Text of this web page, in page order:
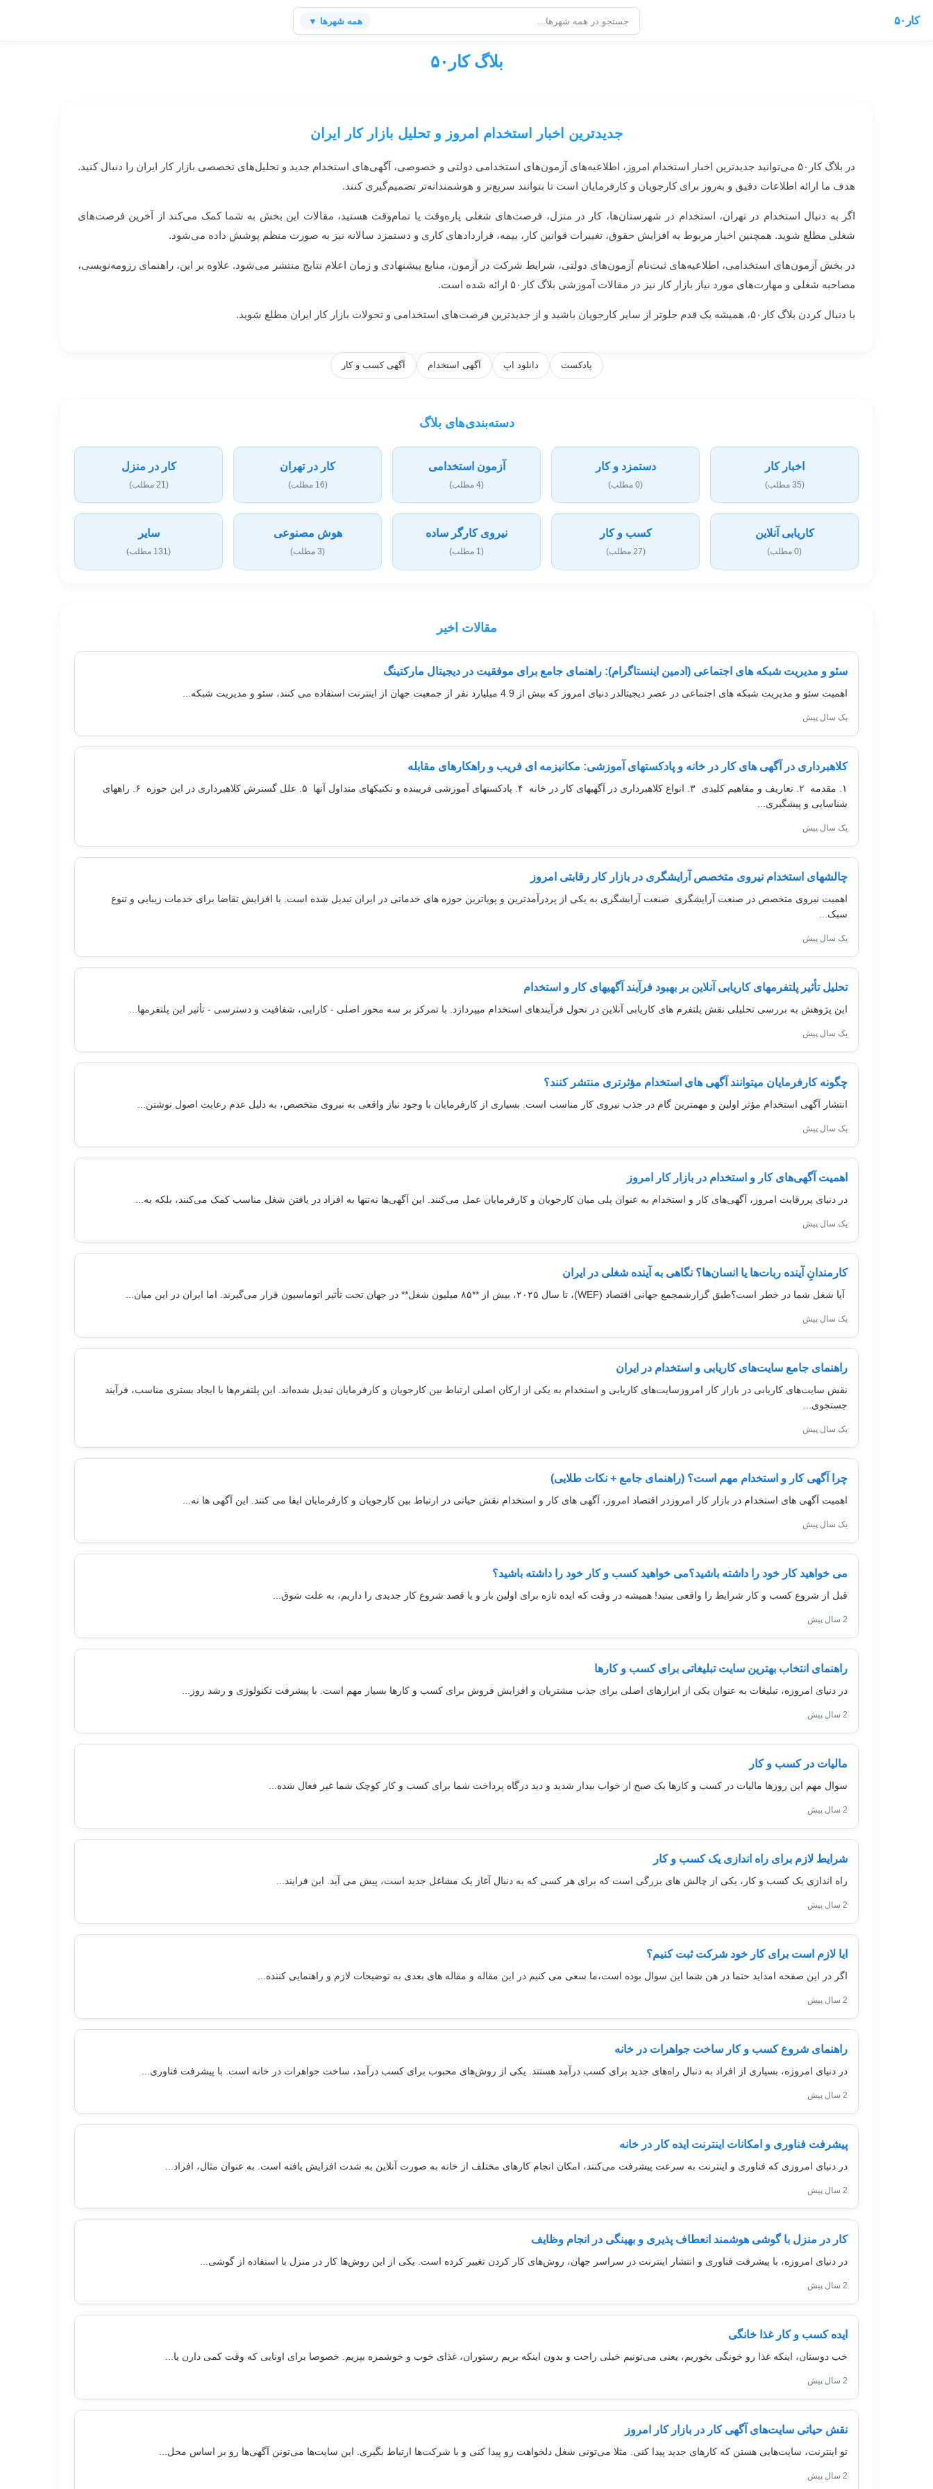
کار۵۰ همه شهرها ▼
بلاگ کار۵۰
جدیدترین اخبار استخدام امروز و تحلیل بازار کار ایران
در بلاگ کار۵۰ می‌توانید جدیدترین اخبار استخدام امروز، اطلاعیه‌های آزمون‌های استخدامی دولتی و خصوصی، آگهی‌های استخدام جدید و تحلیل‌های تخصصی بازار کار ایران را دنبال کنید.
هدف ما ارائه اطلاعات دقیق و به‌روز برای کارجویان و کارفرمایان است تا بتوانند سریع‌تر و هوشمندانه‌تر تصمیم‌گیری کنند.
اگر به دنبال استخدام در تهران، استخدام در شهرستان‌ها، کار در منزل، فرصت‌های شغلی پاره‌وقت یا تمام‌وقت هستید، مقالات این بخش به شما کمک می‌کند از آخرین فرصت‌های
شغلی مطلع شوید. همچنین اخبار مربوط به افزایش حقوق، تغییرات قوانین کار، بیمه، قراردادهای کاری و دستمزد سالانه نیز به صورت منظم پوشش داده می‌شود.
در بخش آزمون‌های استخدامی، اطلاعیه‌های ثبت‌نام آزمون‌های دولتی، شرایط شرکت در آزمون، منابع پیشنهادی و زمان اعلام نتایج منتشر می‌شود. علاوه بر این، راهنمای رزومه‌نویسی،
مصاحبه شغلی و مهارت‌های مورد نیاز بازار کار نیز در مقالات آموزشی بلاگ کار۵۰ ارائه شده است.
با دنبال کردن بلاگ کار۵۰، همیشه یک قدم جلوتر از سایر کارجویان باشید و از جدیدترین فرصت‌های استخدامی و تحولات بازار کار ایران مطلع شوید.
پادکست دانلود اپ آگهی استخدام آگهی کسب و کار
دسته‌بندی‌های بلاگ
اخبار کار
(35 مطلب)
دستمزد و کار
(0 مطلب)
آزمون استخدامی
(4 مطلب)
کار در تهران
(16 مطلب)
کار در منزل
(21 مطلب)
کاریابی آنلاین
(0 مطلب)
کسب و کار
(27 مطلب)
نیروی کارگر ساده
(1 مطلب)
هوش مصنوعی
(3 مطلب)
سایر
(131 مطلب)
مقالات اخیر
سئو و مدیریت شبکه های اجتماعی (ادمین اینستاگرام): راهنمای جامع برای موفقیت در دیجیتال مارکتینگ
اهمیت سئو و مدیریت شبکه های اجتماعی در عصر دیجیتالدر دنیای امروز که بیش از 4.9 میلیارد نفر از جمعیت جهان از اینترنت استفاده می کنند، سئو و مدیریت شبکه...
یک سال پیش
کلاهبرداری در آگهی های کار در خانه و پادکستهای آموزشی: مکانیزمه ای فریب و راهکارهای مقابله
۱. مقدمه ۲. تعاریف و مفاهیم کلیدی ۳. انواع کلاهبرداری در آگهیهای کار در خانه ۴. پادکستهای آموزشی فریبنده و تکنیکهای متداول آنها ۵. علل گسترش کلاهبرداری در این حوزه ۶. راههای
شناسایی و پیشگیری...
یک سال پیش
چالشهای استخدام نیروی متخصص آرایشگری در بازار کار رقابتی امروز
اهمیت نیروی متخصص در صنعت آرایشگری صنعت آرایشگری به یکی از پردرآمدترین و پویاترین حوزه های خدماتی در ایران تبدیل شده است. با افزایش تقاضا برای خدمات زیبایی و تنوع
سبک...
یک سال پیش
تحلیل تأثیر پلتفرمهای کاریابی آنلاین بر بهبود فرآیند آگهیهای کار و استخدام
این پژوهش به بررسی تحلیلی نقش پلتفرم های کاریابی آنلاین در تحول فرآیندهای استخدام میپردازد. با تمرکز بر سه محور اصلی - کارایی، شفافیت و دسترسی - تأثیر این پلتفرمها...
یک سال پیش
چگونه کارفرمایان میتوانند آگهی های استخدام مؤثرتری منتشر کنند؟
انتشار آگهی استخدام مؤثر اولین و مهمترین گام در جذب نیروی کار مناسب است. بسیاری از کارفرمایان با وجود نیاز واقعی به نیروی متخصص، به دلیل عدم رعایت اصول نوشتن...
یک سال پیش
اهمیت آگهی‌های کار و استخدام در بازار کار امروز
در دنیای پررقابت امروز، آگهی‌های کار و استخدام به عنوان پلی میان کارجویان و کارفرمایان عمل می‌کنند. این آگهی‌ها نه‌تنها به افراد در یافتن شغل مناسب کمک می‌کنند، بلکه به...
یک سال پیش
کارمندانِ آینده ربات‌ها یا انسان‌ها؟ نگاهی به آینده شغلی در ایران
آیا شغل شما در خطر است؟طبق گزارشمجمع جهانی اقتصاد (WEF)، تا سال ۲۰۲۵، بیش از **۸۵ میلیون شغل** در جهان تحت تأثیر اتوماسیون قرار می‌گیرند. اما ایران در این میان...
یک سال پیش
راهنمای جامع سایت‌های کاریابی و استخدام در ایران
نقش سایت‌های کاریابی در بازار کار امروزسایت‌های کاریابی و استخدام به یکی از ارکان اصلی ارتباط بین کارجویان و کارفرمایان تبدیل شده‌اند. این پلتفرم‌ها با ایجاد بستری مناسب، فرآیند
جستجوی...
یک سال پیش
چرا آگهی کار و استخدام مهم است؟ (راهنمای جامع + نکات طلایی)
اهمیت آگهی های استخدام در بازار کار امروزدر اقتصاد امروز، آگهی های کار و استخدام نقش حیاتی در ارتباط بین کارجویان و کارفرمایان ایفا می کنند. این آگهی ها نه...
یک سال پیش
می خواهید کار خود را داشته باشید؟می خواهید کسب و کار خود را داشته باشید؟
قبل از شروع کسب و کار شرایط را واقعی ببنید! همیشه در وقت که ایده تازه برای اولین بار و یا قصد شروع کار جدیدی را داریم، به علت شوق...
2 سال پیش
راهنمای انتخاب بهترین سایت تبلیغاتی برای کسب و کارها
در دنیای امروزه، تبلیغات به عنوان یکی از ابزارهای اصلی برای جذب مشتریان و افزایش فروش برای کسب و کارها بسیار مهم است. با پیشرفت تکنولوژی و رشد روز...
2 سال پیش
مالیات در کسب و کار
سوال مهم این روزها مالیات در کسب و کارها یک صبح از خواب بیدار شدید و دید درگاه پرداخت شما برای کسب و کار کوچک شما غیر فعال شده...
2 سال پیش
شرایط لازم برای راه اندازی یک کسب و کار
راه اندازی یک کسب و کار، یکی از چالش های بزرگی است که برای هر کسی که به دنبال آغاز یک مشاغل جدید است، پیش می آید. این فرایند...
2 سال پیش
ایا لازم است برای کار خود شرکت ثبت کنیم؟
اگر در این صفحه امداید حتما در هن شما این سوال بوده است،ما سعی می کنیم در این مقاله و مقاله های بعدی به توضیحات لازم و راهنمایی کننده...
2 سال پیش
راهنمای شروع کسب و کار ساخت جواهرات در خانه
در دنیای امروزه، بسیاری از افراد به دنبال راه‌های جدید برای کسب درآمد هستند. یکی از روش‌های محبوب برای کسب درآمد، ساخت جواهرات در خانه است. با پیشرفت فناوری...
2 سال پیش
پیشرفت فناوری و امکانات اینترنت ایده کار در خانه
در دنیای امروزی که فناوری و اینترنت به سرعت پیشرفت می‌کنند، امکان انجام کارهای مختلف از خانه به صورت آنلاین به شدت افزایش یافته است. به عنوان مثال، افراد...
2 سال پیش
کار در منزل با گوشی هوشمند انعطاف پذیری و بهینگی در انجام وظایف
در دنیای امروزه، با پیشرفت فناوری و انتشار اینترنت در سراسر جهان، روش‌های کار کردن تغییر کرده است. یکی از این روش‌ها کار در منزل با استفاده از گوشی...
2 سال پیش
ایده کسب و کار غذا خانگی
خب دوستان، اینکه غذا رو خونگی بخوریم، یعنی می‌تونیم خیلی راحت و بدون اینکه بریم رستوران، غذای خوب و خوشمزه بپزیم. خصوصا برای اونایی که وقت کمی دارن یا...
2 سال پیش
نقش حیاتی سایت‌های آگهی کار در بازار کار امروز
تو اینترنت، سایت‌هایی هستن که کارهای جدید پیدا کنی. مثلا می‌تونی شغل دلخواهت رو پیدا کنی و با شرکت‌ها ارتباط بگیری. این سایت‌ها می‌تونن آگهی‌ها رو بر اساس محل...
2 سال پیش